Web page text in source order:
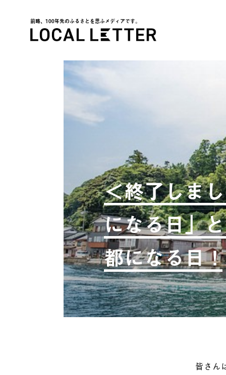
前略、100年先のふるさとを思ふメディアです。
＜終了しま
になる日」
都になる日！
皆さん